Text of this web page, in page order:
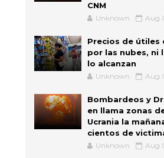
CNM
Unknown Aug
Precios de útiles
por las nubes, ni
lo alcanzan
Unknown Aug
Bombardeos y
en llama zonas
Ucrania la
cientos de
Unknown Aug